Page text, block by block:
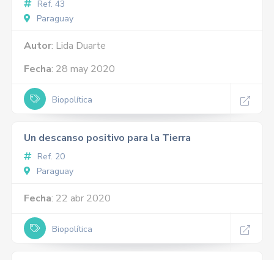
Ref. 43
Paraguay
Autor: Lida Duarte
Fecha: 28 may 2020
Biopolítica
Un descanso positivo para la Tierra
Ref. 20
Paraguay
Fecha: 22 abr 2020
Biopolítica